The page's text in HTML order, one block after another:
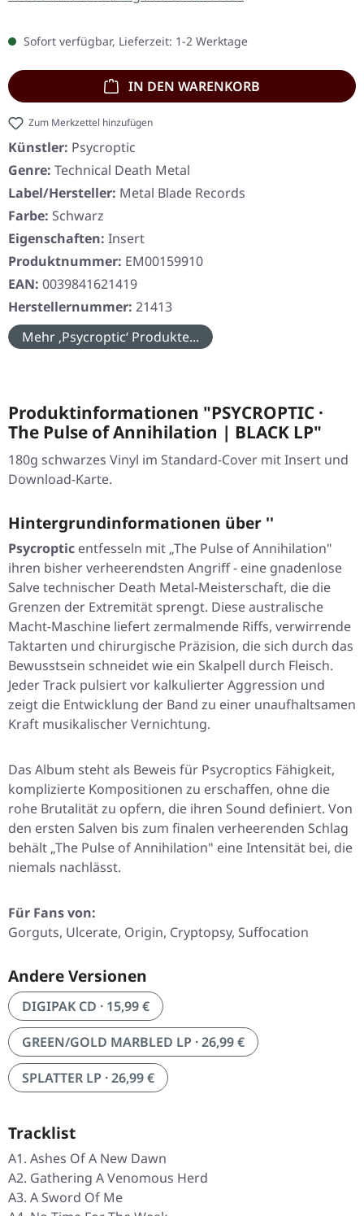
Sofort verfügbar, Lieferzeit: 1-2 Werktage
IN DEN WARENKORB
Zum Merkzettel hinzufügen
Künstler: Psycroptic
Genre: Technical Death Metal
Label/Hersteller: Metal Blade Records
Farbe: Schwarz
Eigenschaften: Insert
Produktnummer: EM00159910
EAN: 0039841621419
Herstellernummer: 21413
Mehr ‚Psycroptic‘ Produkte...
Produktinformationen "PSYCROPTIC ·
The Pulse of Annihilation | BLACK LP"
180g schwarzes Vinyl im Standard-Cover mit Insert und
Download-Karte.
Hintergrundinformationen über ''
Psycroptic entfesseln mit „The Pulse of Annihilation"
ihren bisher verheerendsten Angriff - eine gnadenlose
Salve technischer Death Metal-Meisterschaft, die die
Grenzen der Extremität sprengt. Diese australische
Macht-Maschine liefert zermalmende Riffs, verwirrende
Taktarten und chirurgische Präzision, die sich durch das
Bewusstsein schneidet wie ein Skalpell durch Fleisch.
Jeder Track pulsiert vor kalkulierter Aggression und
zeigt die Entwicklung der Band zu einer unaufhaltsamen
Kraft musikalischer Vernichtung.
Das Album steht als Beweis für Psycroptics Fähigkeit,
komplizierte Kompositionen zu erschaffen, ohne die
rohe Brutalität zu opfern, die ihren Sound definiert. Von
den ersten Salven bis zum finalen verheerenden Schlag
behält „The Pulse of Annihilation" eine Intensität bei, die
niemals nachlässt.
Für Fans von:
Gorguts, Ulcerate, Origin, Cryptopsy, Suffocation
Andere Versionen
DIGIPAK CD · 15,99 €
GREEN/GOLD MARBLED LP · 26,99 €
SPLATTER LP · 26,99 €
Tracklist
A1. Ashes Of A New Dawn
A2. Gathering A Venomous Herd
A3. A Sword Of Me